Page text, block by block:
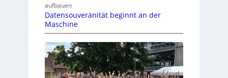
aufbauen
Datensouveränität beginnt an der
Maschine